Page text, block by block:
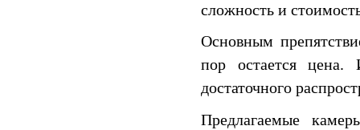
сложность и
Основным
пор остается цена.
достаточного
Предлагаемые